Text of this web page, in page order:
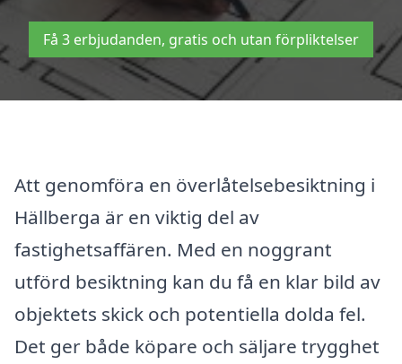
Få 3 erbjudanden, gratis och utan förpliktelser
Att genomföra en överlåtelsebesiktning i
Hällberga är en viktig del av
fastighetsaffären. Med en noggrant
utförd besiktning kan du få en klar bild av
objektets skick och potentiella dolda fel.
Det ger både köpare och säljare trygghet